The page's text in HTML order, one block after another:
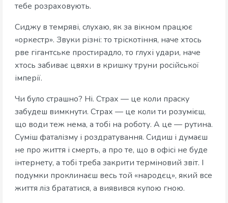
тебе розраховують.
Сиджу в темряві, слухаю, як за вікном працює
«оркестр». Звуки різні: то тріскотіння, наче хтось
рве гігантське простирадло, то глухі удари, наче
хтось забиває цвяхи в кришку труни російської
імперії.
Чи було страшно? Ні. Страх — це коли праску
забудеш вимкнути. Страх — це коли ти розумієш,
що води теж нема, а тобі на роботу. А це — рутина.
Суміш фаталізму і роздратування. Сидиш і думаєш
не про життя і смерть, а про те, що в офісі не буде
інтернету, а тобі треба закрити терміновий звіт. І
подумки проклинаєш весь той «народєц», який все
життя ліз брататися, а виявився купою гною.